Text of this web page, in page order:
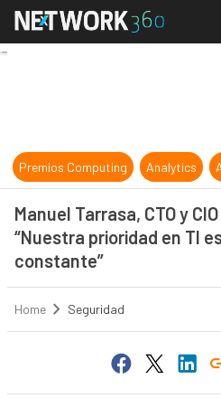
Manuel
Premios Computing Analytics
Manuel Tarrasa, CTO y
“Nuestra prioridad en TI
constante”
Home Seguridad